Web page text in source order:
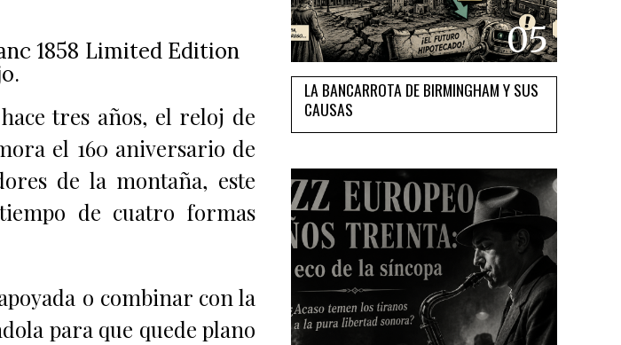
1858 Limited Edition
tres años, el reloj de
el 160 aniversario de
de la montaña, este
de cuatro formas
o combinar con la
para que quede plano
05
LA BANCARROTA DE BIRMINGHAM Y SUS
CAUSAS